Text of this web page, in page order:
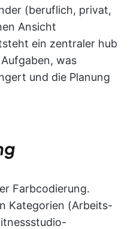
(beruflich, privat,
Ansicht
ein zentraler hub
was
und die Planung
Farbcodierung.
Kategorien (Arbeits-